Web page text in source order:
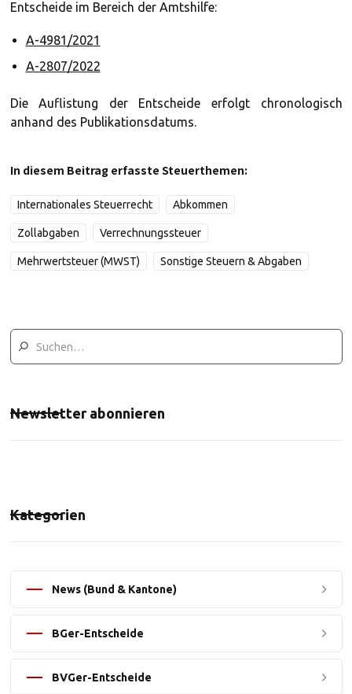
Entscheide im Bereich der Amtshilfe:
A-4981/2021
A-2807/2022
Die Auflistung der Entscheide erfolgt chronologisch
anhand des Publikationsdatums.
In diesem Beitrag erfasste Steuerthemen:
Internationales Steuerrecht Abkommen
Zollabgaben Verrechnungssteuer
Mehrwertsteuer (MWST) Sonstige Steuern & Abgaben
Newsletter abonnieren
Kategorien
News (Bund & Kantone)
BGer-Entscheide
BVGer-Entscheide